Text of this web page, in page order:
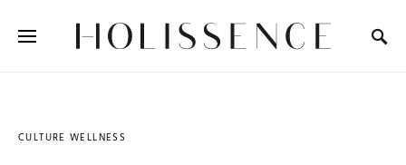
CULTURE WELLNESS